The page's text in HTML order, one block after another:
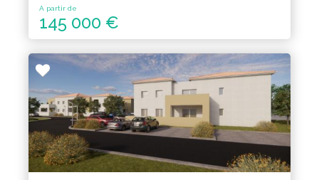
A partir de
145 000 €